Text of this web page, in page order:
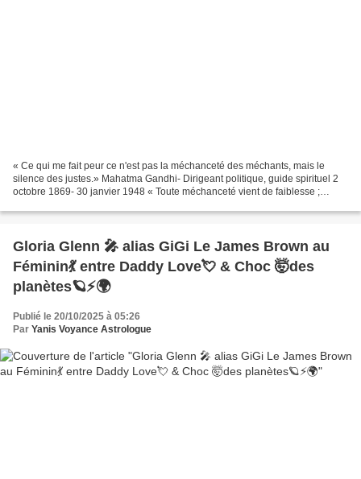
« Ce qui me fait peur ce n'est pas la méchanceté des méchants, mais le
silence des justes.» Mahatma Gandhi- Dirigeant politique, guide spirituel 2
octobre 1869- 30 janvier 1948 « Toute méchanceté vient de faiblesse ;
Gloria Glenn 🎤 alias GiGi Le James Brown au
Féminin💃 entre Daddy Love💘 & Choc 🤯des
planètes🪐⚡🌍
Publié le 20/10/2025 à 05:26
Par Yanis Voyance Astrologue